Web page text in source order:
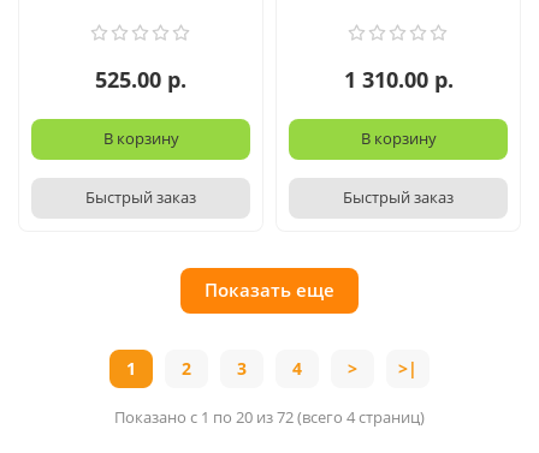
525.00 р.
В корзину
Быстрый заказ
1 310.00 р.
В корзину
Быстрый заказ
Показать еще
1 2 3 4 > >|
Показано с 1 по 20 из 72 (всего 4 страниц)